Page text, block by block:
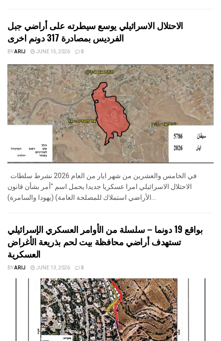
الاحتلال الاسرائيلي يوسع سيطرته على أراضي جبل
الفرديس بمصادرة 317 دونم اخرى
BYARIJ JUNE 15, 2026 0
الاحتلال الاسرائيلي امرا عسكريا جديدا يحمل اسم "أمر بشأن قانون
الأراضي استملاك للمصلحة العامة) (يهودا والسامرة)...
بواقع 19 دونما – سلسلة من الأوامر العسكري الإسرائيلي
تستهدف أراضي محافظة بيت لحم بذريعة الأغراض
العسكرية
BYARIJ JUNE 13, 2026 0